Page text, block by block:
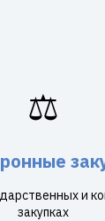
⚖️
и
закупках